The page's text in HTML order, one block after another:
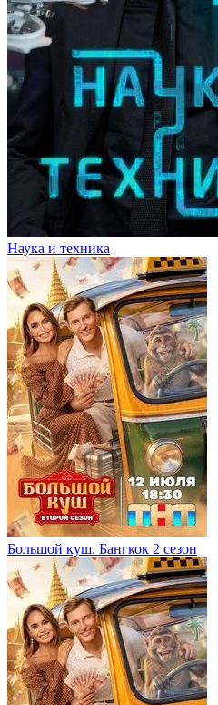
Наука и техника
Большой куш. Бангкок 2 сезон